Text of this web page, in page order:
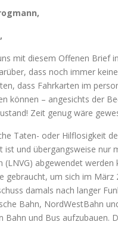
mit diesem Offenen Brief
dass noch immer
dass Fahrkarten im
können – angesichts der
Zeit genug wäre
Taten- oder Hilflosigkeit
und übergangsweise nur
(LNVG) abgewendet
gebraucht, um sich im
damals nach langer
Bahn, NordWestBahn
und Bus aufzubauen.